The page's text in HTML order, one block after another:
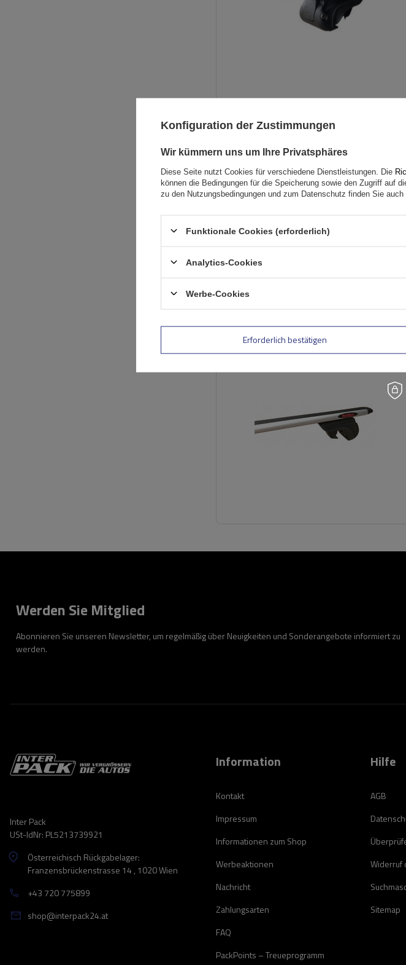
SONDERANGEBOT
Werden Sie Mitglied
Abonnieren Sie unseren Newsletter, um regelmäßig über Neuigkeiten und Sonderangebote informiert zu
werden.
Inter Pack
USt-IdNr: PL5213739921
Österreichisch Rückgabelager:
Franzensbrückenstrasse 14 , 1020 Wien
+43 720 775899
shop@interpack24.at
Information
Kontakt
Impressum
Informationen zum Shop
Werbeaktionen
Nachricht
Zahlungsarten
FAQ
PackPoints – Treueprogramm
Hilfe
AGB
Widerruf
Sitemap
Konfiguration der Zustimmungen
Wir kümmern uns um Ihre Privatsphäres
Diese Seite nutzt Cookies für verschiedene Dienstleistungen. Die
können die Bedingungen für die Speicherung sowie den Zugriff auf
zu den Nutzungsbedingungen und zum Datenschutz finden Sie auch
Funktionale Cookies (erforderlich)
Analytics-Cookies
Werbe-Cookies
Erforderlich bestätigen